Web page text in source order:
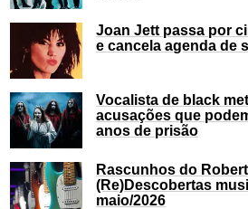
Joan Jett passa por
e cancela agenda de
Vocalista de black
acusações que
anos de prisão
Rascunhos do
(Re)Descobertas
maio/2026